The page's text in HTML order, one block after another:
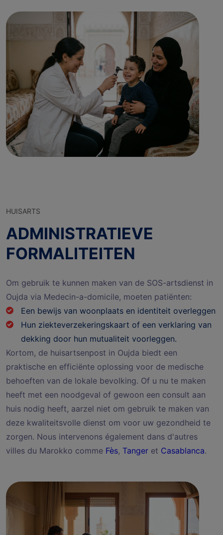
HUISARTS
ADMINISTRATIEVE
FORMALITEITEN
Om gebruik te kunnen maken van de SOS-artsdienst in
Oujda via Medecin-a-domicile, moeten patiënten:
Een bewijs van woonplaats en identiteit overleggen
Hun ziekteverzekeringskaart of een verklaring van
dekking door hun mutualiteit voorleggen.
Kortom, de huisartsenpost in Oujda biedt een
praktische en efficiënte oplossing voor de medische
behoeften van de lokale bevolking. Of u nu te maken
heeft met een noodgeval of gewoon een consult aan
huis nodig heeft, aarzel niet om gebruik te maken van
deze kwaliteitsvolle dienst om voor uw gezondheid te
zorgen. Nous intervenons également dans d'autres
villes du Marokko comme Fès, Tanger et Casablanca.